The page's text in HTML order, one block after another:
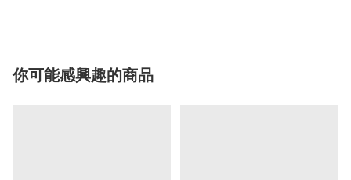
你可能感興趣的商品